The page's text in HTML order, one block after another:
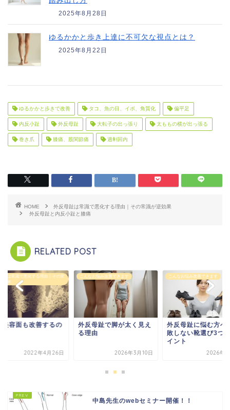
2025年8月28日
ゆるかかと歩き上達に不可欠な視点とは？
2025年8月22日
ゆるかかと歩きで改善 タコ、魚の目、イボ、角質化 偏平足
内反小趾 外反母趾 大転子の出っ張り 太ももの横が出っ張る
巻き爪 膝痛、股関節痛 過剰回内
HOME
外反母趾は常識で悪化する理由｜その常識が逆効果
外反母趾と内反小趾と膝痛
RELATED POST
趾は常識で悪化する理由｜その常
効果
美容面も改善するの
2022年4月26日
こんなお悩み改善できます
外反母趾で脚が太く見え
る理由
2026年3月10日
こんなお悩み改善できます
外反母趾に悩む方へ
敗しない靴選び3つ
イント
2026年4
中島先生のwebセミナー開催！！